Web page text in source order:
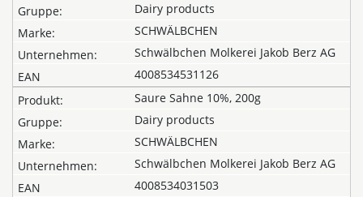
Dairy products
SCHWÄLBCHEN
Schwälbchen Molkerei Jakob Berz AG
4008534531126
Saure Sahne 10%, 200g
Dairy products
SCHWÄLBCHEN
Schwälbchen Molkerei Jakob Berz AG
4008534031503